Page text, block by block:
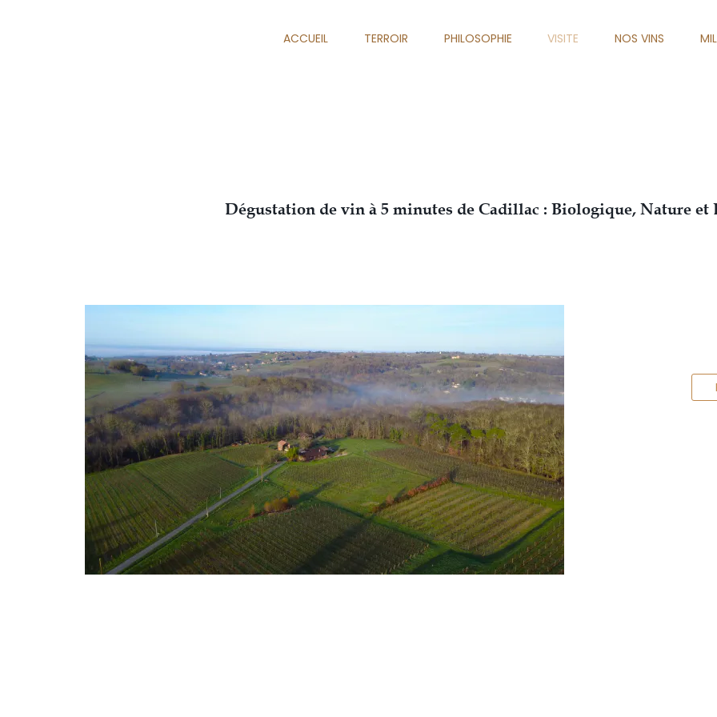
ACCUEIL TERROIR PHILOSOPHIE VISITE NOS VINS
Dégustation de vin à 5 minutes de Cadillac : Biologique, Nature et